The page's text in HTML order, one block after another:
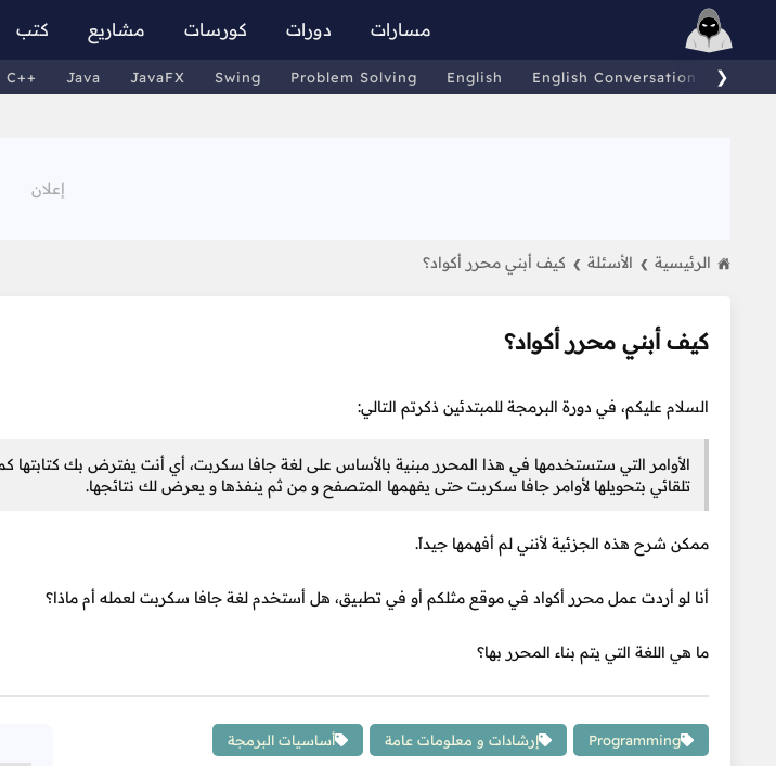
مسارات دورات كورسات مشاريع كتب
C++ Java JavaFX Swing Problem Solving English English Conversations ❯
الرئيسية ❯ الأسئلة ❯ كيف أبني محرر أكواد؟
كيف أبني محرر أكواد؟
السلام عليكم، في دورة البرمجة للمبتدئين ذكرتم التالي:
الأوامر التي ستستخدمها في هذا المحرر مبنية بالأساس على لغة جافا سكربت، أي أنت يفترض بك
تلقائي بتحويلها لأوامر جافا سكربت حتى يفهمها المتصفح و من ثم ينفذها و يعرض لك نتائجها.
ممكن شرح هذه الجزئية لأنني لم أفهمها جيداً.
أنا لو أردت عمل محرر أكواد في موقع مثلكم أو في تطبيق، هل أستخدم لغة جافا سكربت لعمله أم ماذا؟
ما هي اللغة التي يتم بناء المحرر بها؟
Programming إرشادات و معلومات عامة أساسيات البرمجة